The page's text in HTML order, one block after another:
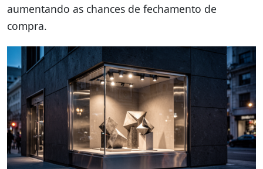
aumentando as chances de fechamento de
compra.